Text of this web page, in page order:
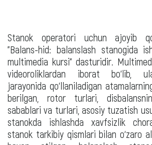
Stanok operatori uchun ajoyib
"Balans-hid: balanslash stanogida
multimedia kursi" dasturidir.
videoroliklardan iborat bo‘lib,
jarayonida qo‘llaniladigan
berilgan, rotor turlari,
sabablari va turlari, asosiy tuzatish
stanokda ishlashda xavfsizlik
stanok tarkibiy qismlari bilan o‘zaro